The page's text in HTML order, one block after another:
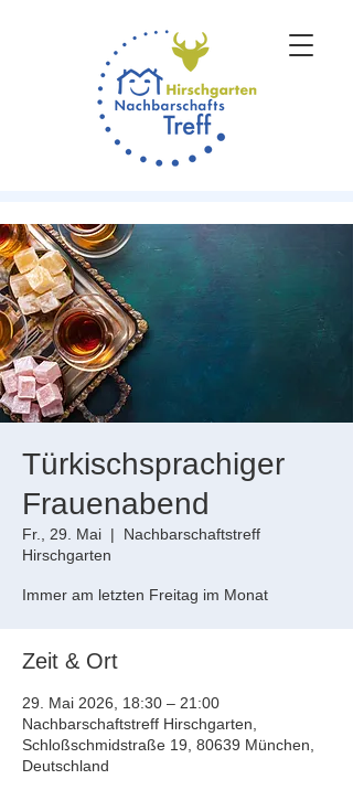
Türkischsprachiger
Frauenabend
Fr., 29. Mai
  |
Nachbarschaftstreff
Hirschgarten
Immer am letzten Freitag im Monat
Zeit & Ort
29. Mai 2026, 18:30 – 21:00
Nachbarschaftstreff Hirschgarten,
Schloßschmidstraße 19, 80639 München,
Deutschland